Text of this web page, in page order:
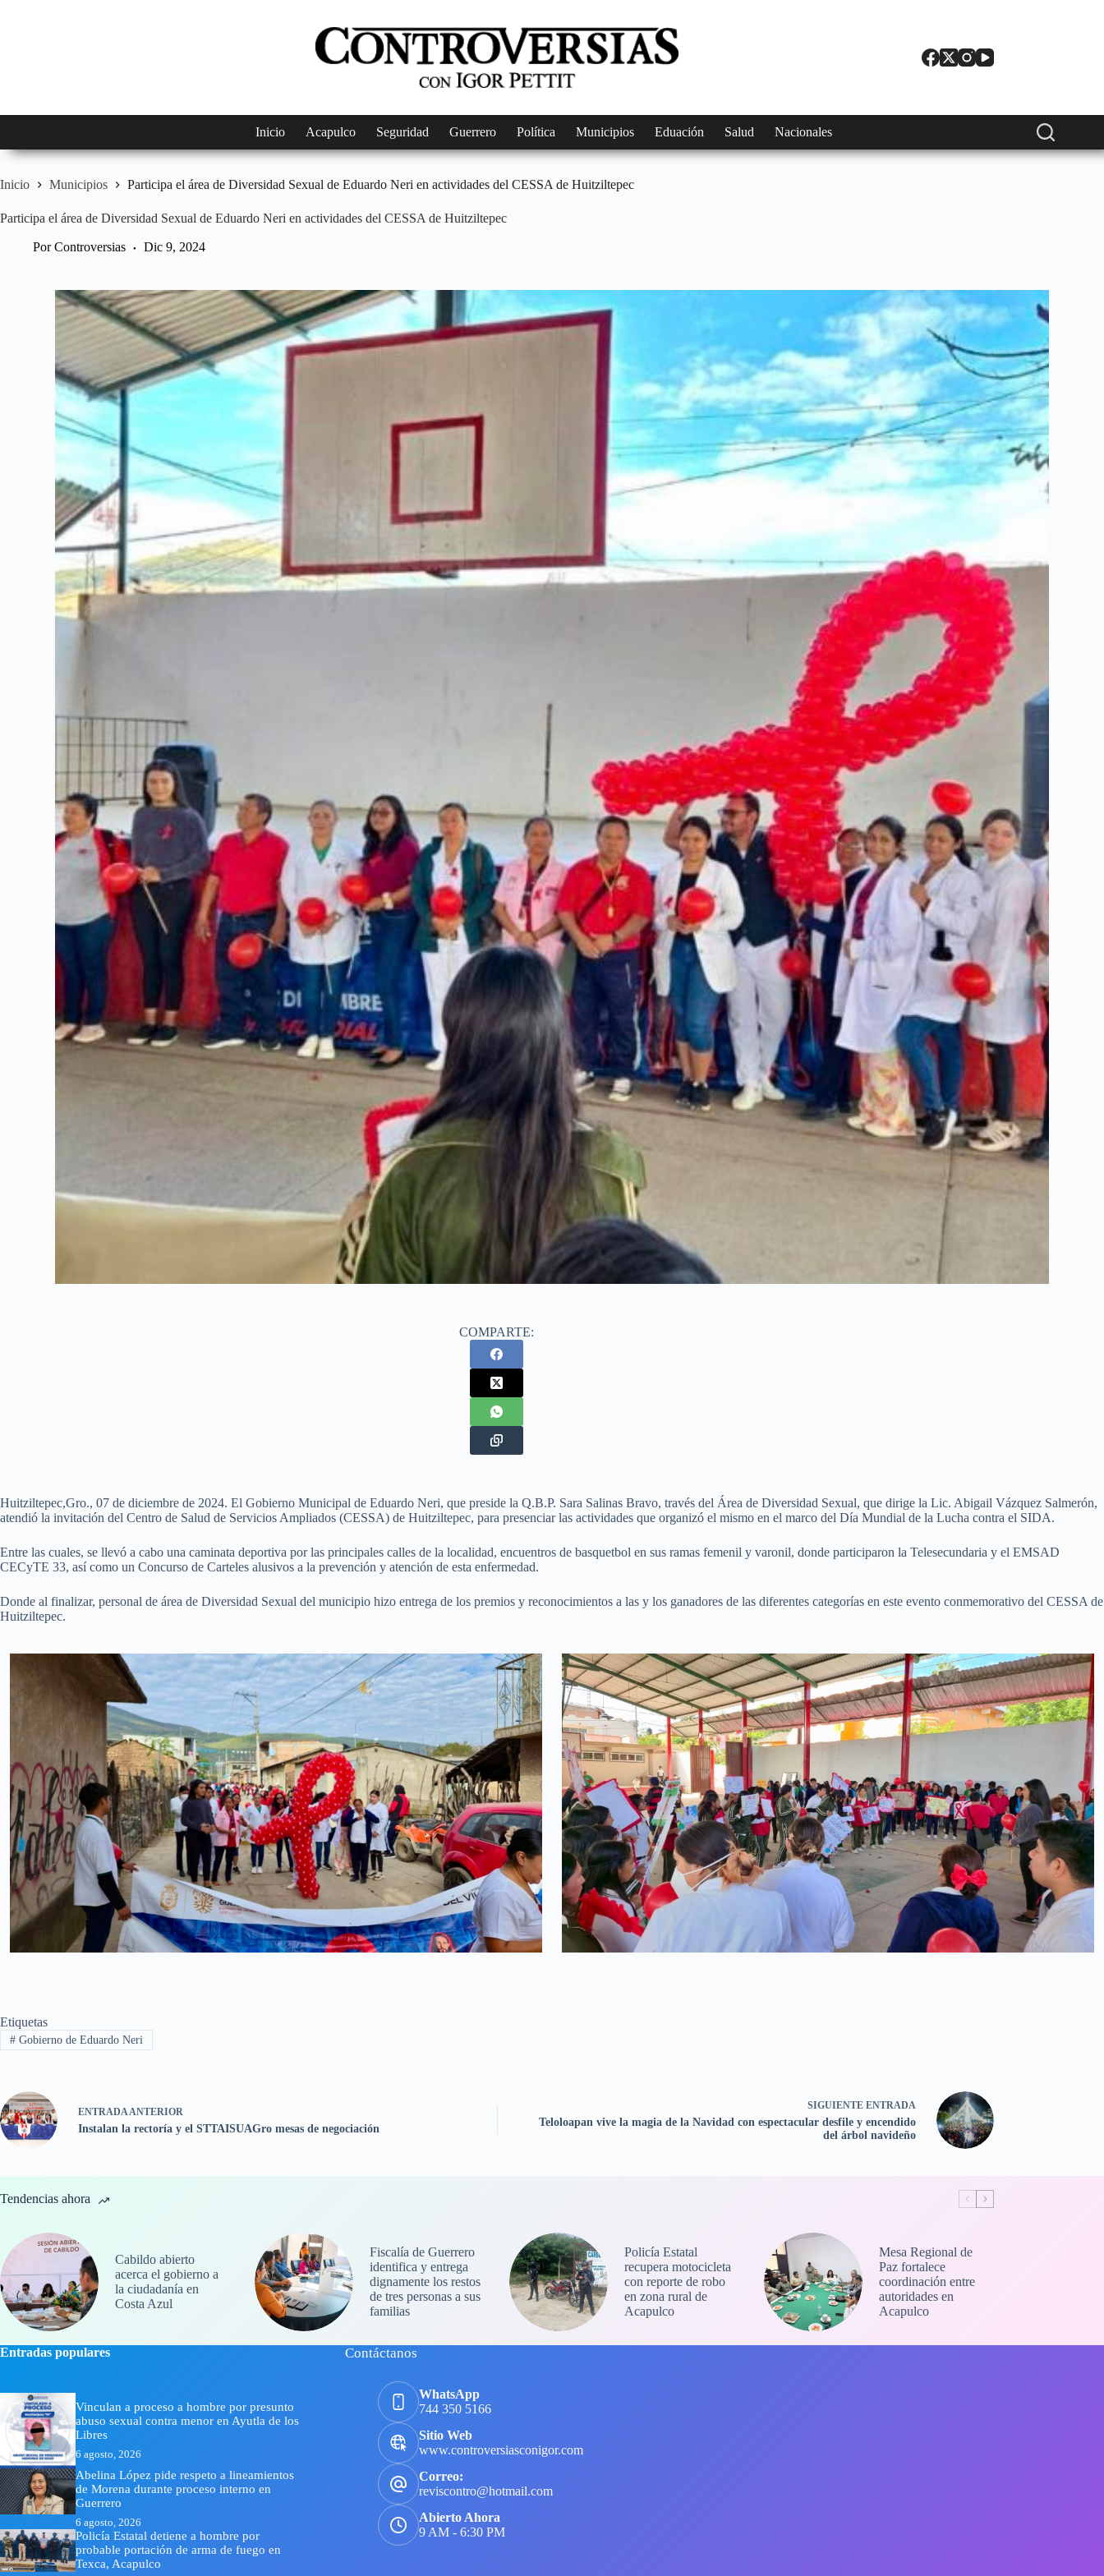
Inicio Acapulco Seguridad Guerrero Política Municipios Eduación Salud Nacionales
Inicio Municipios Participa el área de Diversidad Sexual de Eduardo Neri en actividades del CESSA de Huitziltepec
Participa el área de Diversidad Sexual de Eduardo Neri en actividades del CESSA de Huitziltepec
Por Controversias Dic 9, 2024
COMPARTE:
Huitziltepec,Gro., 07 de diciembre de 2024. El Gobierno Municipal de Eduardo Neri, que preside la Q.B.P. Sara Salinas Bravo, través del Área de Diversidad Sexual, que dirige la Lic. Abigail Vázquez Salmerón,
atendió la invitación del Centro de Salud de Servicios Ampliados (CESSA) de Huitziltepec, para presenciar las actividades que organizó el mismo en el marco del Día Mundial de la Lucha contra el SIDA.
Entre las cuales, se llevó a cabo una caminata deportiva por las principales calles de la localidad, encuentros de basquetbol en sus ramas femenil y varonil, donde participaron la Telesecundaria y el EMSAD
CECyTE 33, así como un Concurso de Carteles alusivos a la prevención y atención de esta enfermedad.
Donde al finalizar, personal de área de Diversidad Sexual del municipio hizo entrega de los premios y reconocimientos a las y los ganadores de las diferentes categorías en este evento conmemorativo del CESSA de
Huitziltepec.
Etiquetas
#Gobierno de Eduardo Neri
ENTRADAANTERIOR
Instalan la rectoría y el STTAISUAGro mesas de negociación
SIGUIENTE ENTRADA
Teloloapan vive la magia de la Navidad con espectacular desfile y encendido
del árbol navideño
Tendencias ahora
Cabildo abierto
acerca el gobierno a
la ciudadanía en
Costa Azul
Fiscalía de Guerrero
identifica y entrega
dignamente los restos
de tres personas a sus
familias
Policía Estatal
recupera motocicleta
con reporte de robo
en zona rural de
Acapulco
Mesa Regional de
Paz fortalece
coordinación entre
autoridades en
Acapulco
Entradas populares
Vinculan a proceso a hombre por presunto
abuso sexual contra menor en Ayutla de los
Libres
6 agosto, 2026
Abelina López pide respeto a lineamientos
de Morena durante proceso interno en
Guerrero
6 agosto, 2026
Policía Estatal detiene a hombre por
probable portación de arma de fuego en
Texca, Acapulco
Contáctanos
WhatsApp
744 350 5166
Sitio Web
www.controversiasconigor.com
Correo:
reviscontro@hotmail.com
Abierto Ahora
9 AM - 6:30 PM